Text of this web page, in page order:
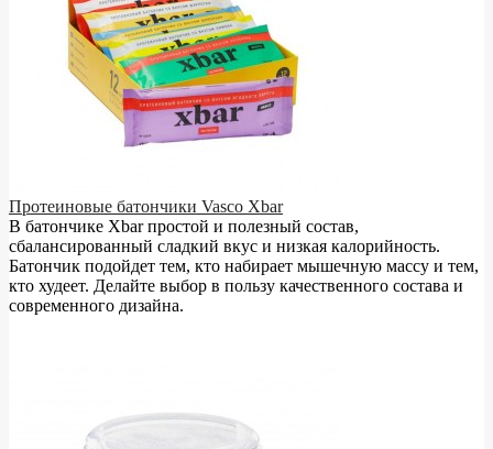
Протеиновые батончики Vasco Xbar
В батончике Xbar простой и полезный состав,
сбалансированный сладкий вкус и низкая калорийность.
Батончик подойдет тем, кто набирает мышечную массу и тем,
кто худеет. Делайте выбор в пользу качественного состава и
современного дизайна.